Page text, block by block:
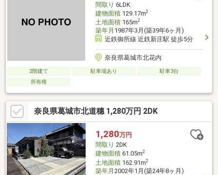
間取り 6LDK
建物面積129.17m2
土地面積165m2
築年月 1987年3月(築39年6ヶ月)
近鉄御所線 近鉄新庄駅 徒歩5分
奈良県葛城市北花内
2階建て 駐車場あり
駐車3台
所有権
奈良県葛城市北道穗 1,280万円 2DK
1,280万円
間取り 2DK
建物面積61.05m2
土地面積162.91m2
築年月 2002年1月(築24年8ヶ月)